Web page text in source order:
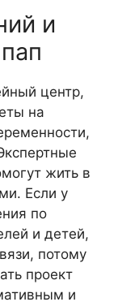
и
центр,
на
жить в
Если у
по
и детей,
потому
проект
и